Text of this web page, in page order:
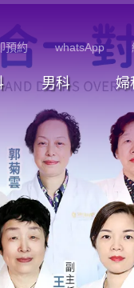
預約 whatsApp
男科 婦